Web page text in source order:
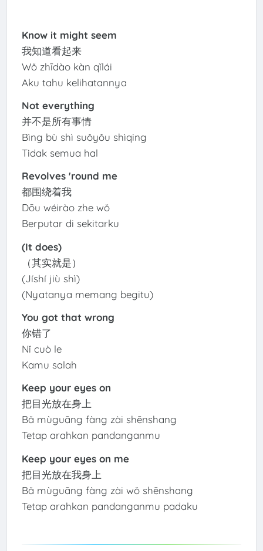
Know it might seem
我知道看起来
Wǒ zhīdào kàn qǐlái
Aku tahu kelihatannya
Not everything
并不是所有事情
Bìng bù shì suǒyǒu shìqing
Tidak semua hal
Revolves 'round me
都围绕着我
Dōu wéirào zhe wǒ
Berputar di sekitarku
(It does)
（其实就是）
(Jíshí jiù shì)
(Nyatanya memang begitu)
You got that wrong
你错了
Nǐ cuò le
Kamu salah
Keep your eyes on
把目光放在身上
Bǎ mùguāng fàng zài shēnshang
Tetap arahkan pandanganmu
Keep your eyes on me
把目光放在我身上
Bǎ mùguāng fàng zài wǒ shēnshang
Tetap arahkan pandanganmu padaku